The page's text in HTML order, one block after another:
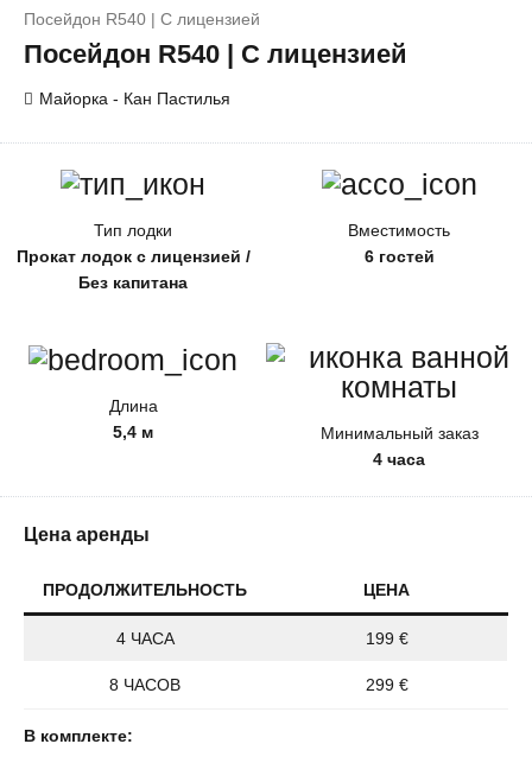
Посейдон R540 | С лицензией
Посейдон R540 | С лицензией
Майорка - Кан Пастилья
Тип лодки
Прокат лодок с лицензией /
Без капитана
Вместимость
6 гостей
Длина
5,4 м
Минимальный заказ
4 часа
Цена аренды
ПРОДОЛЖИТЕЛЬНОСТЬ ЦЕНА
4 ЧАСА 199 €
8 ЧАСОВ 299 €
В комплекте: